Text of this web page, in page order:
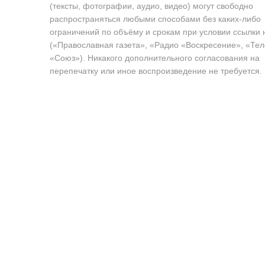
(тексты, фотографии, аудио, видео) могут свободно
распространяться любыми способами без каких-либо
ограничений по объёму и срокам при условии ссылки
(«Православная газета», «Радио «Воскресение»,
«Союз»). Никакого дополнительного согласования на
перепечатку или иное воспроизведение не требуется.